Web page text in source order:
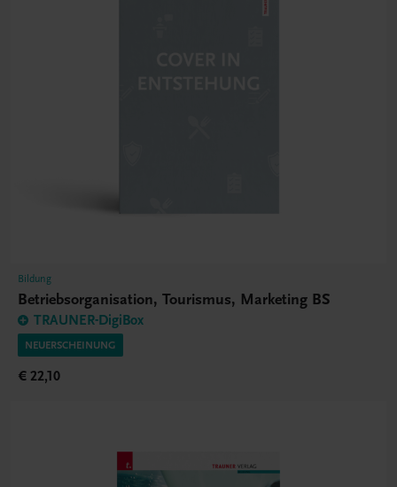
Bildung
Betriebsorganisation, Tourismus, Marketing BS
TRAUNER-DigiBox
NEUERSCHEINUNG
€ 22,10